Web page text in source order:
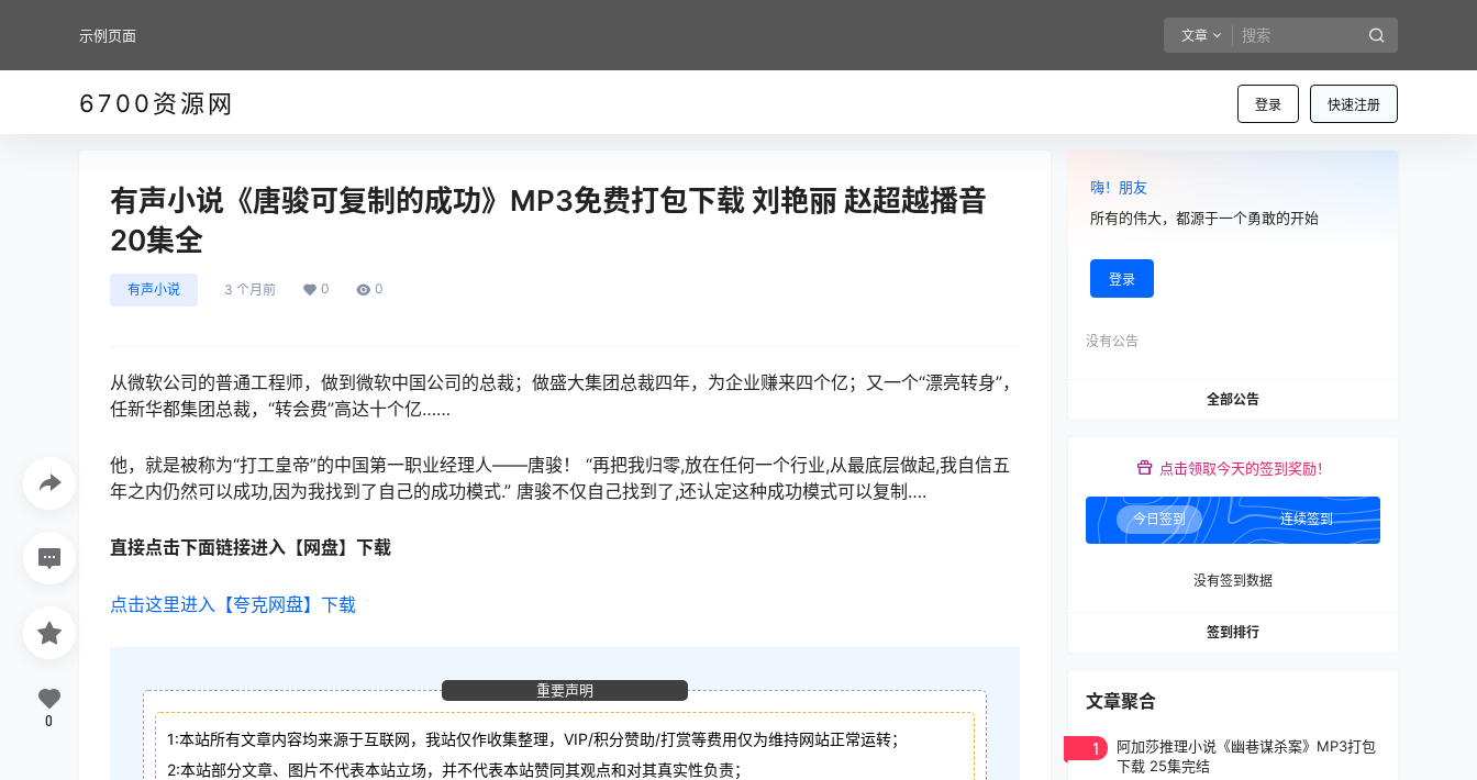
示例页面 文章
6700资源网 登录 快速注册
有声小说《唐骏可复制的成功》MP3免费打包下载 刘艳丽 赵超越播音
20集全
有声小说 3 个月前 0 0
从微软公司的普通工程师，做到微软中国公司的总裁；做盛大集团总裁四年，为企业赚来四个亿；又一个“漂亮转身”，
任新华都集团总裁，“转会费”高达十个亿……
他，就是被称为“打工皇帝”的中国第一职业经理人——唐骏！ “再把我归零,放在任何一个行业,从最底层做起,我自信五
年之内仍然可以成功,因为我找到了自己的成功模式.” 唐骏不仅自己找到了,还认定这种成功模式可以复制….
直接点击下面链接进入【网盘】下载
点击这里进入【夸克网盘】下载
重要声明
1:本站所有文章内容均来源于互联网，我站仅作收集整理，VIP/积分赞助/打赏等费用仅为维持网站正常运转；
2:本站部分文章、图片不代表本站立场，并不代表本站赞同其观点和对其真实性负责；
0
嗨！朋友
所有的伟大，都源于一个勇敢的开始
登录
没有公告
全部公告
点击领取今天的签到奖励！
今日签到 连续签到
没有签到数据
签到排行
文章聚合
1
阿加莎推理小说《幽巷谋杀案》MP3打包
下载 25集完结